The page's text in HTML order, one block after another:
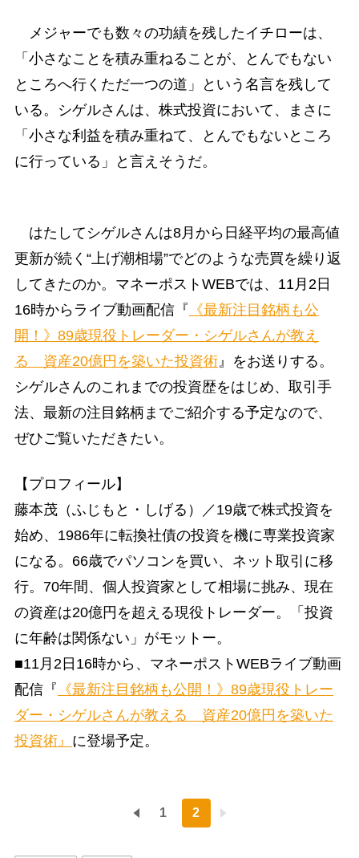
メジャーでも数々の功績を残したイチローは、
「小さなことを積み重ねることが、とんでもない
ところへ行くただ一つの道」という名言を残して
いる。シゲルさんは、株式投資において、まさに
「小さな利益を積み重ねて、とんでもないところ
に行っている」と言えそうだ。
はたしてシゲルさんは8月から日経平均の最高値
更新が続く“上げ潮相場”でどのような売買を繰り返
してきたのか。マネーポストWEBでは、11月2日
16時からライブ動画配信『 《最新注目銘柄も公
開！》89歳現役トレーダー・シゲルさんが教え
る 資産20億円を築いた投資術』をお送りする。
シゲルさんのこれまでの投資歴をはじめ、取引手
法、最新の注目銘柄までご紹介する予定なので、
ぜひご覧いただきたい。
【プロフィール】
藤本茂（ふじもと・しげる）／19歳で株式投資を
始め、1986年に転換社債の投資を機に専業投資家
になる。66歳でパソコンを買い、ネット取引に移
行。70年間、個人投資家として相場に挑み、現在
の資産は20億円を超える現役トレーダー。「投資
に年齢は関係ない」がモットー。
■11月2日16時から、マネーポストWEBライブ動画
配信『 《最新注目銘柄も公開！》89歳現役トレー
ダー・シゲルさんが教える 資産20億円を築いた
投資術』 に登場予定。
1 2